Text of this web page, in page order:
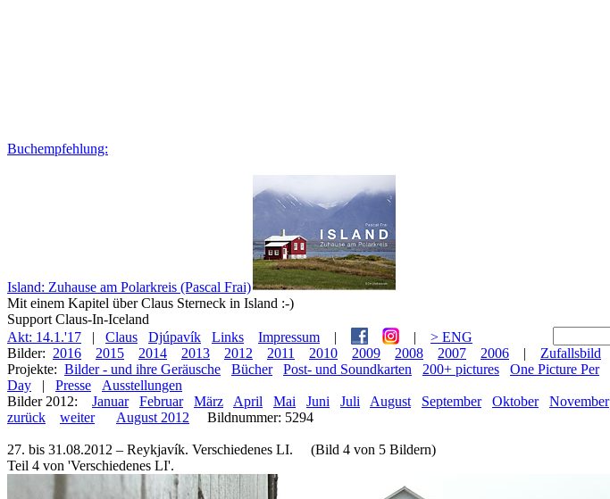
Buchempfehlung:
Island: Zuhause am Polarkreis (Pascal Frai)
Mit einem Kapitel über Claus Sterneck in Island :-)
Support Claus-In-Iceland
Akt: 14.1.'17
| Claus Djúpavík Links Impressum | |
> ENG
Bilder: 2016 2015 2014 2013 2012 2011 2010 2009 2008 2007 2006 |
Zufallsbild
Projekte: Bilder - und ihre Geräusche Bücher Post- und Soundkarten 200+ pictures
One Picture Per
Day
| Presse
Ausstellungen
Bilder 2012:
Januar Februar März April Mai Juni Juli August September Oktober November
zurück
weiter August 2012 Bildnummer: 5294
27. bis 31.08.2012 – Reykjavík. Verschiedenes LI. (Bild 4 von 5 Bildern)
Teil 4 von 'Verschiedenes LI'.